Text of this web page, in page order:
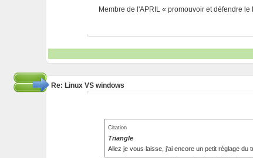
Membre de l'APRIL « promouvoir et défendre
Re: Linux VS windows
Citation
Triangle
Allez je vous laisse, j'ai encore un petit réglage du